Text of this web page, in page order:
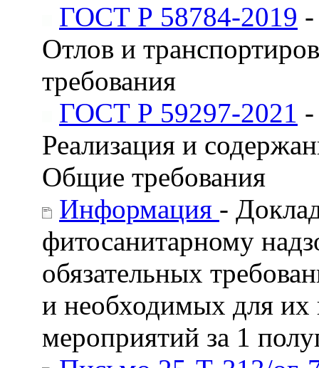
ГОСТ Р 58784-2019
Отлов и
требования
ГОСТ Р 59297-2021
Реализация и
Общие требования
Информация -
фитосанитарному
обязательных
и необходимых для их
мероприятий за 1